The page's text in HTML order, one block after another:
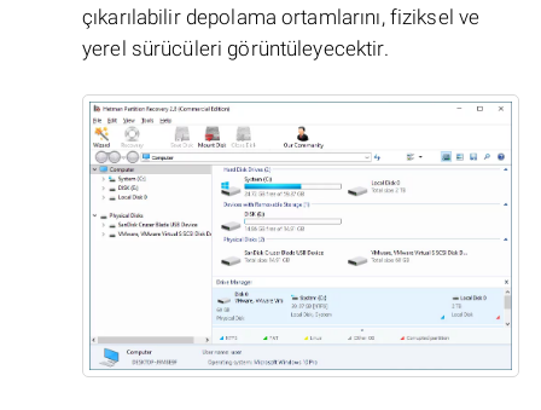
çıkarılabilir depolama ortamlarını, fiziksel ve
yerel sürücüleri görüntüleyecektir.